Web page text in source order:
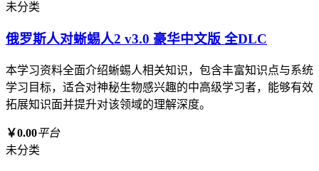
未分类
俄罗斯人对蜥蜴人2 v3.0 豪华中文版 全DLC
本学习资料全面介绍蜥蜴人相关知识，包含丰富知识点与系统
学习目标，适合对神秘生物感兴趣的中高级学习者，能够有效
拓展知识面并提升对该领域的理解深度。
￥0.00平台
未分类